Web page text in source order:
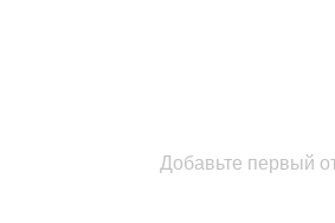
Добавьте первый